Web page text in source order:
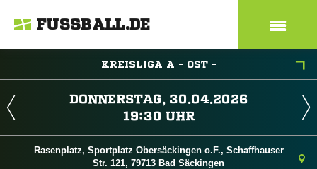
FUSSBALL.DE
KREISLIGA A - OST -
 
 
Rasenplatz, Sportplatz Obersäckingen o.F., Schaffhauser
Str. 121, 79713 Bad Säckingen